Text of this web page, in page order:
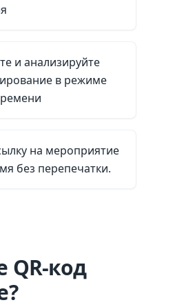
и анализируйте
в режиме
на мероприятие
без перепечатки.
QR-код